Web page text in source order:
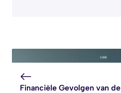
Financiële Gevolgen van de